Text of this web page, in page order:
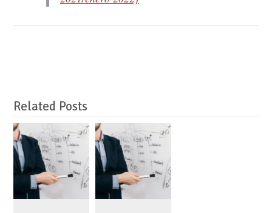
Related Posts